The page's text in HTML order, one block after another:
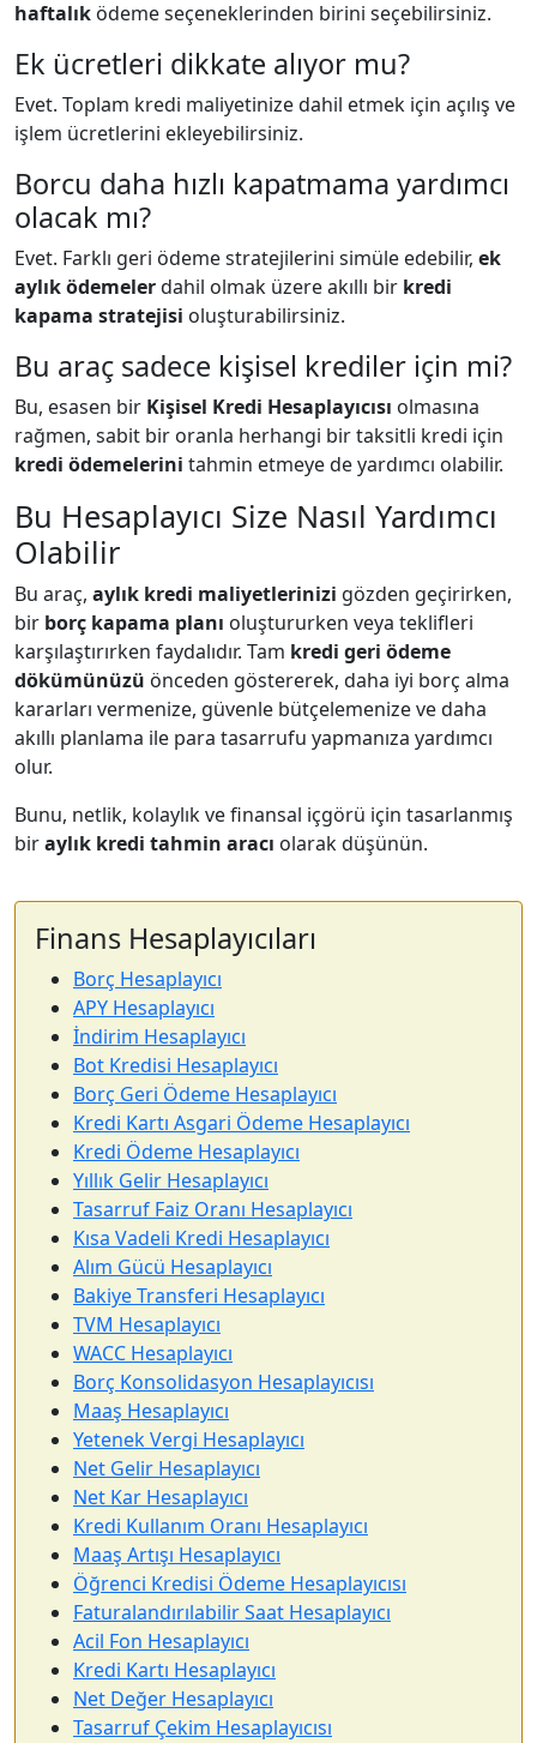
haftalık ödeme seçeneklerinden birini seçebilirsiniz.
Ek ücretleri dikkate alıyor mu?
Evet. Toplam kredi maliyetinize dahil etmek için açılış ve
işlem ücretlerini ekleyebilirsiniz.
Borcu daha hızlı kapatmama yardımcı
olacak mı?
Evet. Farklı geri ödeme stratejilerini simüle edebilir, ek
aylık ödemelerdahil olmak üzere akıllı bir kredi
kapama stratejisi oluşturabilirsiniz.
Bu araç sadece kişisel krediler için mi?
Bu, esasen bir Kişisel Kredi Hesaplayıcısı olmasına
rağmen, sabit bir oranla herhangi bir taksitli kredi için
kredi ödemelerini tahmin etmeye de yardımcı olabilir.
Bu Hesaplayıcı Size Nasıl Yardımcı
Olabilir
Bu araç, aylık kredi maliyetlerinizi gözden geçirirken,
bir borç kapama planı oluştururken veya teklifleri
karşılaştırırken faydalıdır. Tam kredi geri ödeme
dökümünüzü önceden göstererek, daha iyi borç alma
kararları vermenize, güvenle bütçelemenize ve daha
akıllı planlama ile para tasarrufu yapmanıza yardımcı
olur.
Bunu, netlik, kolaylık ve finansal içgörü için tasarlanmış
biraylık kredi tahmin aracı olarak düşünün.
Finans Hesaplayıcıları
Borç Hesaplayıcı
APY Hesaplayıcı
İndirim Hesaplayıcı
Bot Kredisi Hesaplayıcı
Borç Geri Ödeme Hesaplayıcı
Kredi Kartı Asgari Ödeme Hesaplayıcı
Kredi Ödeme Hesaplayıcı
Yıllık Gelir Hesaplayıcı
Tasarruf Faiz Oranı Hesaplayıcı
Kısa Vadeli Kredi Hesaplayıcı
Alım Gücü Hesaplayıcı
Bakiye Transferi Hesaplayıcı
TVM Hesaplayıcı
WACC Hesaplayıcı
Borç Konsolidasyon Hesaplayıcısı
Maaş Hesaplayıcı
Yetenek Vergi Hesaplayıcı
Net Gelir Hesaplayıcı
Net Kar Hesaplayıcı
Kredi Kullanım Oranı Hesaplayıcı
Maaş Artışı Hesaplayıcı
Öğrenci Kredisi Ödeme Hesaplayıcısı
Faturalandırılabilir Saat Hesaplayıcı
Acil Fon Hesaplayıcı
Kredi Kartı Hesaplayıcı
Net Değer Hesaplayıcı
Tasarruf Çekim Hesaplayıcısı